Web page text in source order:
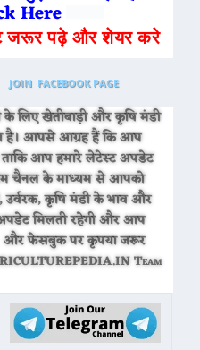
Here
जरूर पढ़े और शेयर करे
JOIN FACEBOOK PAGE
लिए खेतीबाड़ी और कृषि मंडी
है। आपसे आग्रह हैं कि आप
आप हमारे लेटेस्ट अपडेट
चैनल के माध्यम से आपको
उर्वरक, कृषि मंडी के भाव और
अपडेट मिलती रहेगी और आप
और फेसबुक पर कृपया जरूर
Team